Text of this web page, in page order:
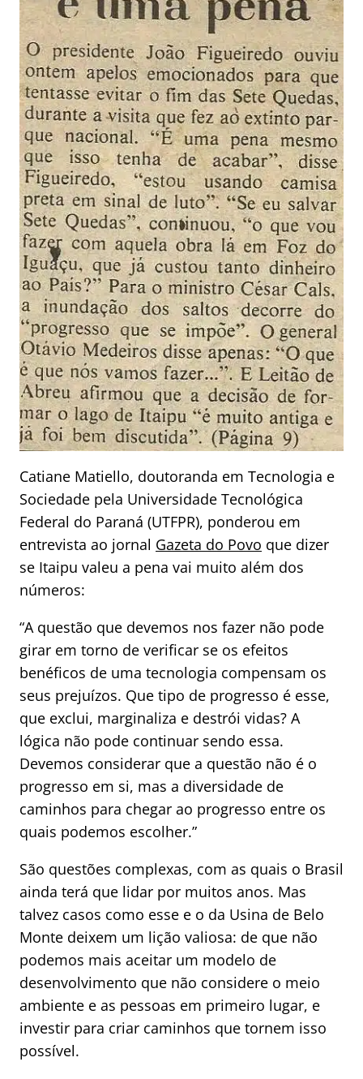
Catiane Matiello, doutoranda em Tecnologia e
Sociedade pela Universidade Tecnológica
Federal do Paraná (UTFPR), ponderou em
entrevista ao jornal Gazeta do Povo que dizer
se Itaipu valeu a pena vai muito além dos
números:
“A questão que devemos nos fazer não pode
girar em torno de verificar se os efeitos
benéficos de uma tecnologia compensam os
seus prejuízos. Que tipo de progresso é esse,
que exclui, marginaliza e destrói vidas? A
lógica não pode continuar sendo essa.
Devemos considerar que a questão não é o
progresso em si, mas a diversidade de
caminhos para chegar ao progresso entre os
quais podemos escolher.”
São questões complexas, com as quais o Brasil
ainda terá que lidar por muitos anos. Mas
talvez casos como esse e o da Usina de Belo
Monte deixem um lição valiosa: de que não
podemos mais aceitar um modelo de
desenvolvimento que não considere o meio
ambiente e as pessoas em primeiro lugar, e
investir para criar caminhos que tornem isso
possível.